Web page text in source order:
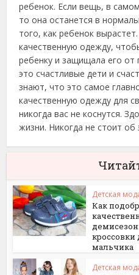
ребенок. Если вещь, в
то она останется в
того, как ребенок
качественную одежду,
ребенку и защищала его от
это счастливые дети и
знают, что это самое
качественную одежду для
никогда вас не коснутся.
жизни. Никогда не стоит об
Детская
Как
кроссовки
мальчика
Детская